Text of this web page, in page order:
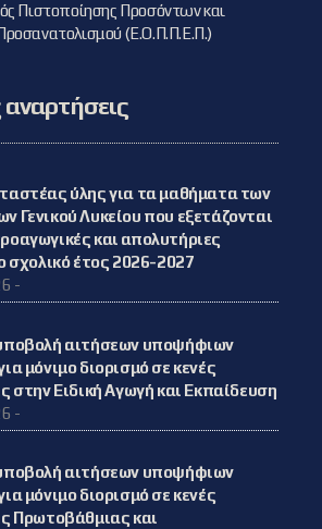
Πιστοποίησης Προσόντων και
(Ε.Ο.Π.Π.Ε.Π.)
ύλης για τα μαθήματα των
Γενικού Λυκείου που εξετάζονται
και απολυτήριες
σχολικό έτος 2026-2027
-
αιτήσεων υποψήφιων
μόνιμο διορισμό σε κενές
στην Ειδική Αγωγή και Εκπαίδευση
-
αιτήσεων υποψήφιων
μόνιμο διορισμό σε κενές
Πρωτοβάθμιας και